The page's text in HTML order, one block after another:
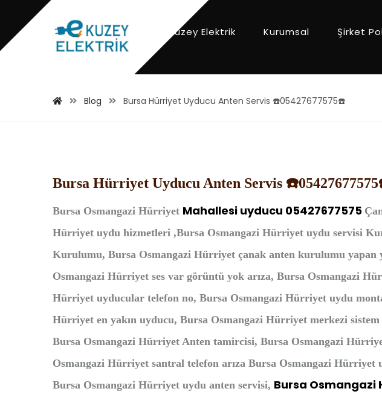
Kuzey Elektrik Kurumsal Şirket
Blog Bursa Hürriyet Uyducu Anten Servis ☎️05427677575☎️
Bursa Hürriyet Uyducu Anten Servis
Bursa Osmangazi Hürriyet Mahallesi uyducu 05427677575
Hürriyet uydu hizmetleri ,Bursa Osmangazi Hürriyet uydu servisi
Kurulumu, Bursa Osmangazi Hürriyet çanak anten kurulumu
Osmangazi Hürriyet ses var görüntü yok arıza, Bursa Osmangazi
Hürriyet uyducular telefon no, Bursa Osmangazi Hürriyet uydu
Hürriyet en yakın uyducu, Bursa Osmangazi Hürriyet merkezi
Bursa Osmangazi Hürriyet Anten tamircisi, Bursa Osmangazi
Osmangazi Hürriyet santral telefon arıza Bursa Osmangazi
Bursa Osmangazi Hürriyet uydu anten servisi, Bursa Osmangazi